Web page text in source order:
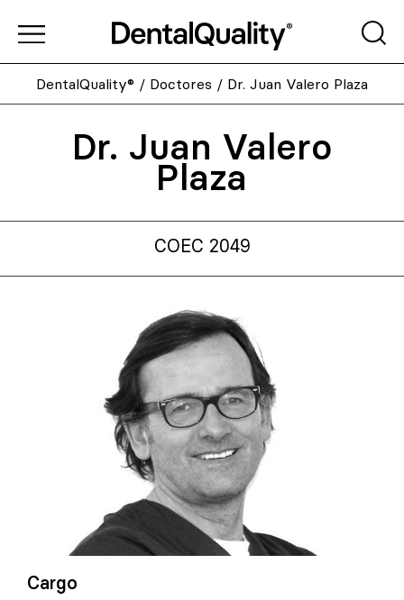
DentalQuality® / Doctores / Dr. Juan Valero Plaza
Dr. Juan Valero
Plaza
COEC 2049
Cargo